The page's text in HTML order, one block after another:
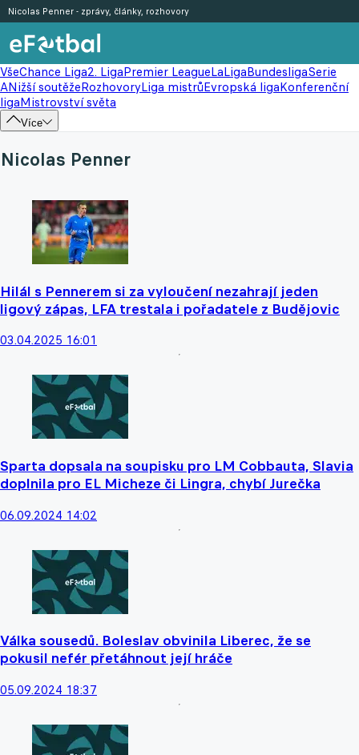
VšeChance Liga2. LigaPremier LeagueLaLigaBundesligaSerie
ANižší soutěžeRozhovoryLiga mistrůEvropská ligaKonferenční
ligaMistrovství světa
Více
Nicolas Penner - zprávy, články, rozhovory
Nicolas Penner
Hilál s Pennerem si za vyloučení nezahrají jeden
ligový zápas, LFA trestala i pořadatele z Budějovic
03.04.2025 16:01
Sparta dopsala na soupisku pro LM Cobbauta, Slavia
doplnila pro EL Micheze či Lingra, chybí Jurečka
06.09.2024 14:02
Válka sousedů. Boleslav obvinila Liberec, že se
pokusil nefér přetáhnout její hráče
05.09.2024 18:37